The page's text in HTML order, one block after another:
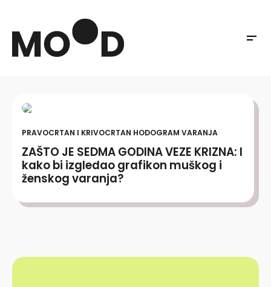
PRAVOCRTAN I KRIVOCRTAN HODOGRAM VARANJA
ZAŠTO JE SEDMA GODINA VEZE KRIZNA: I
kako bi izgledao grafikon muškog i
ženskog varanja?